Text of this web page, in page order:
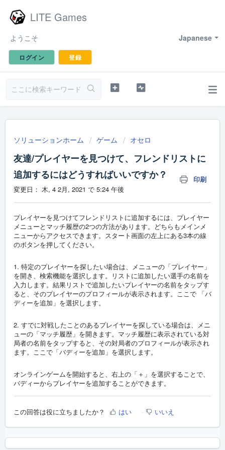
LITE Games
Japanese
ようこそ
ログイン 登録
ソリューションホーム ゲーム オセロ
友達/プレイヤーを見つけて、フレンドリストに
追加するにはどうすればいいですか？
印刷
変更日： 木, 4 2月, 2021 で 5:24 午後
プレイヤーを見つけてフレンドリストに追加するには、プレイヤー
メニューとマッチ履歴の2つの方法があります。どちらもメインメ
ニューからアクセスできます。スタート画面の左上にある3本の線
のボタンを押してください。
1. 特定のプレイヤーを探したい場合は、メニューの「プレイヤー」
を開き、検索機能を選択します。リストに追加したい選手の名前を
入力します。結果リストで追加したいプレイヤーの名前をタップす
ると、そのプレイヤーのプロフィールが表示されます。ここで 「バ
ディーを追加」を選択します。
2. すでに対戦したことのあるプレイヤーを探している場合は、メニ
ューの「マッチ履歴」を開きます。マッチ履歴に表示されている対
局者の名前をタップすると、その対局者のプロフィールが表示され
ます。ここで「バディーを追加」を選択します。
オンラインゲームを開始すると、右上の「＋」を選択することで、
バディーからプレイヤーを追加することができます。
この回答は役に立ちましたか？ はい いいえ